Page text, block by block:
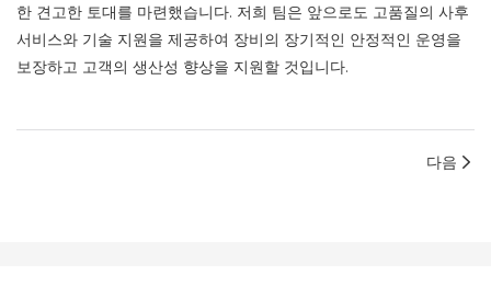
한 견고한 토대를 마련했습니다. 저희 팀은 앞으로도 고품질의 사후
서비스와 기술 지원을 제공하여 장비의 장기적인 안정적인 운영을
보장하고 고객의 생산성 향상을 지원할 것입니다.
다음